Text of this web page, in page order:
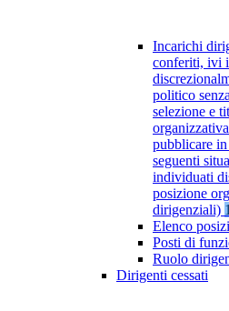
Incarichi
conferiti, ivi
politico
selezione e
pubblicare
seguenti
individuati
posizione
dirigenziali)
Elenco
Posti di
Ruolo
Dirigenti cessati